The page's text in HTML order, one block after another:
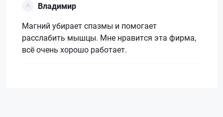
Владимир
Магний убирает спазмы и помогает
расслабить мышцы. Мне нравится эта фирма,
всё очень хорошо работает.